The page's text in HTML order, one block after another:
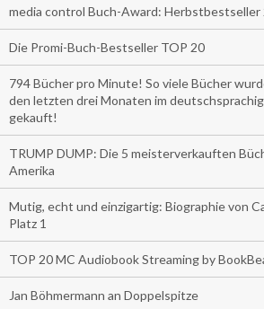
media control Buch-Award: Herbstbestseller
Die Promi-Buch-Bestseller TOP 20
794 Bücher pro Minute! So viele Bücher
den letzten drei Monaten im
gekauft!
TRUMP DUMP: Die 5 meisterverkauften
Amerika
Mutig, echt und einzigartig: Biographie von
Platz 1
TOP 20 MC Audiobook Streaming by
Jan Böhmermann an Doppelspitze